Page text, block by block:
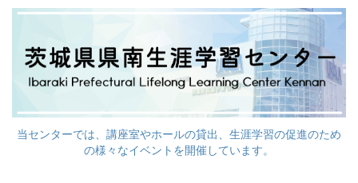
当センターでは、講座室やホールの貸出、生涯学習の促進のため
の様々なイベントを開催しています。